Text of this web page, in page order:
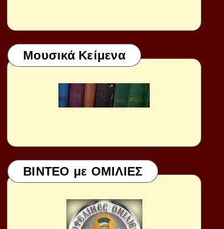
Μουσικά Κείμενα
ΒΙΝΤΕΟ με ΟΜΙΛΙΕΣ